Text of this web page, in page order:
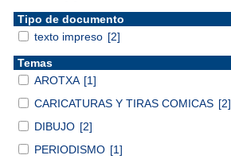
Tipo de documento
texto impreso [2]
Temas
AROTXA [1]
CARICATURAS Y TIRAS COMICAS [2]
DIBUJO [2]
PERIODISMO [1]